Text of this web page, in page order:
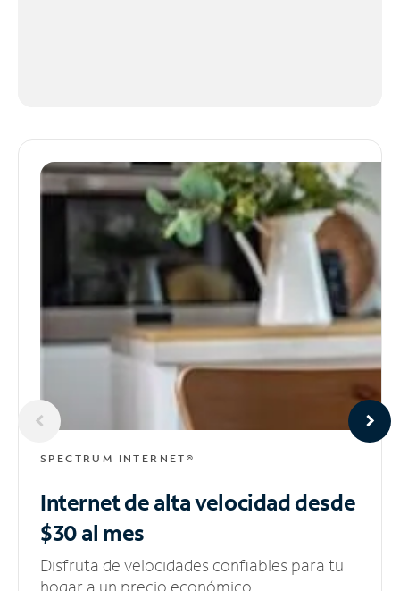
SPECTRUM INTERNET®
Internet de alta velocidaddesde
$30 al mes
Disfruta de velocidades confiables para tu
hogar a un precio económico.